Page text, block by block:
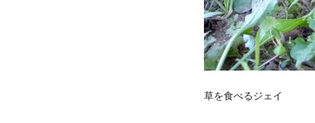
草を食べるジェイ